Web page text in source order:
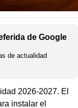
de Google
de actualidad
2026-2027. El
instalar el